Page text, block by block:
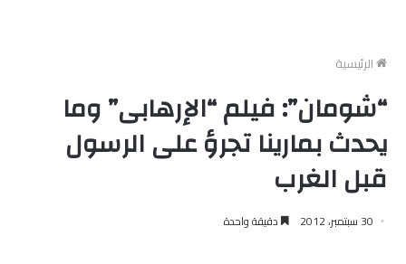
الرئيسية
“شومان”: فيلم “الإرهابى” وما
يحدث بمارينا تجرؤ على الرسول
قبل الغرب
30 سبتمبر، 2012 دقيقة واحدة